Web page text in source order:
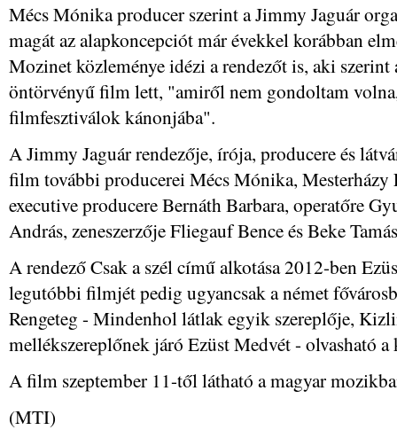
Mécs Mónika producer szerint a Jimmy Jaguár
magát az alapkoncepciót már évekkel korábban
Mozinet közleménye idézi a rendezőt is, aki szerint
öntörvényű film lett, "amiről nem gondoltam
filmfesztiválok kánonjába".
A Jimmy Jaguár rendezője, írója, producere és
film további producerei Mécs Mónika, Mesterházy
executive producere Bernáth Barbara, operatőre
András, zeneszerzője Fliegauf Bence és Beke
A rendező Csak a szél című alkotása 2012-ben
legutóbbi filmjét pedig ugyancsak a német
Rengeteg - Mindenhol látlak egyik szereplője,
mellékszereplőnek járó Ezüst Medvét - olvasható a
A film szeptember 11-től látható a magyar
(MTI)